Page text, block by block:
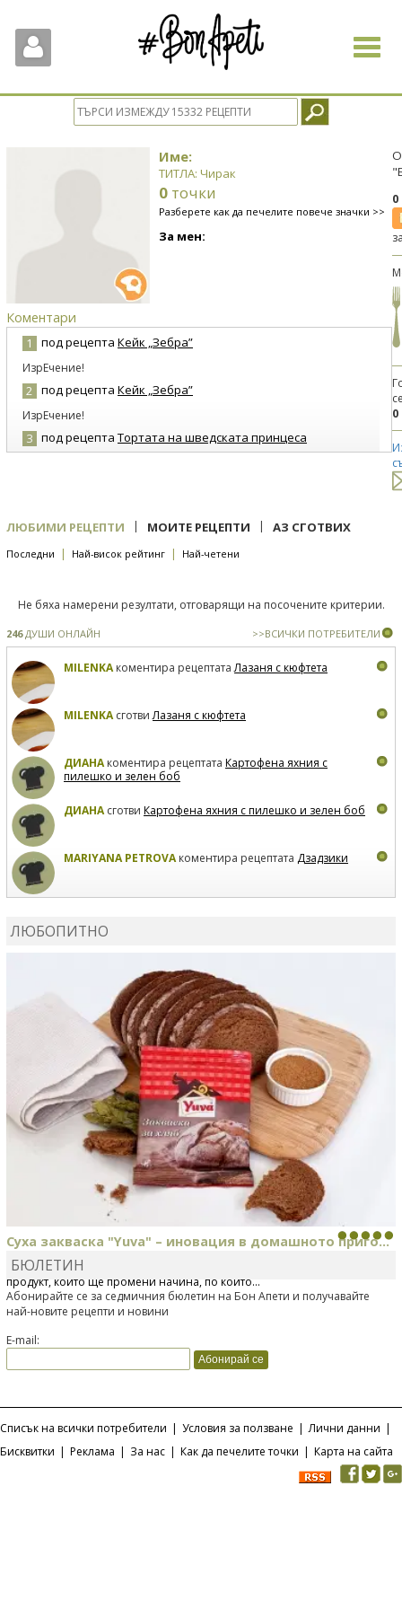
Toggle
Име:
ТИТЛА: Чирак
0 точки
Разберете как да печелите повече значки >>
За мен:
Коментари
1 под рецепта Кейк „Зебра”
ИзрЕчение!
2 под рецепта Кейк „Зебра”
ИзрЕчение!
3 под рецепта Тортата на шведската принцеса
0
ЛЮБИМИ РЕЦЕПТИ | МОИТЕ РЕЦЕПТИ | АЗ СГОТВИХ
Последни | Най-висок рейтинг | Най-четени
Не бяха намерени резултати, отговарящи на посочените критерии.
246ДУШИ ОНЛАЙН >>ВСИЧКИ ПОТРЕБИТЕЛИ
MILENKAкоментира рецептатаЛазаня с кюфтета
MILENKAсготвиЛазаня с кюфтета
ДИАНАкоментира рецептата Картофена яхния с
пилешко и зелен боб
ДИАНАсготви Картофена яхния с пилешко и зелен боб
MARIYANA PETROVAкоментира рецептата Дзадзики
ЛЮБОПИТНО
Суха закваска "Yuva" – иновация в домашното приго...
Отскоро Лесафр България стартира предлагането на изцяло нов
продукт, който ще промени начина, по който...
БЮЛЕТИН
Абонирайте се за седмичния бюлетин на Бон Апети и получавайте
най-новите рецепти и новини
E-mail:
Списък на всички потребители | Условия за ползване | Лични данни |
Бисквитки | Реклама | За нас | Как да печелите точки | Карта на сайта